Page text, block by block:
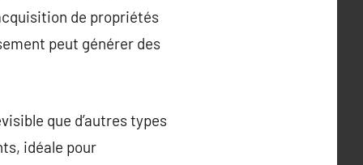
de propriétés
peut générer des
que d’autres types
idéale pour